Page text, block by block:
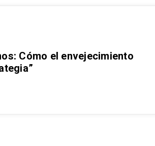
Cómo el envejecimiento